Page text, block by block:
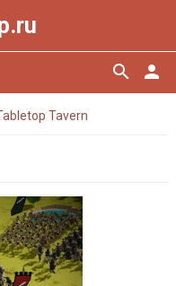
person
search
Tavern